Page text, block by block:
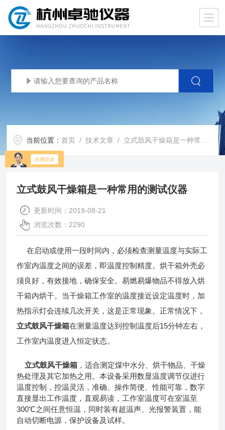
当前位置：首页 /技术文章 / 立式鼓风干燥箱是一种常用的测试仪器
立式鼓风干燥箱是一种常用的测试仪器
更新时间：2019-08-21
浏览次数：2290
在启动或使用一段时间内，必须检查测量温度与实际工
作室内温度之间的误差，即温度控制精度。烘干箱外壳必
须良好，有效接地，确保安全。易燃易爆物品不得放入烘
干箱内烘干。当干燥箱工作室的温度接近设定温度时，加
热指示灯会连续几次开关，这是正常现象。正常情况下，
立式鼓风干燥箱在测量温度达到控制温度后15分钟左右，
工作室内温度进入恒定状态。
立式鼓风干燥箱 ，适合测定煤中水分、烘干物品、干燥
热处理及其它加热之用。本设备采用数显温度调节仪进行
温度控制，控温灵活，准确、操作简便、性能可靠，数字
直接显出工作温度，直观易读，工作室温度可在室温至
300℃之间任意恒温，同时装有超温声、光报警装置，能
自动切断电源，保护设备及试样。